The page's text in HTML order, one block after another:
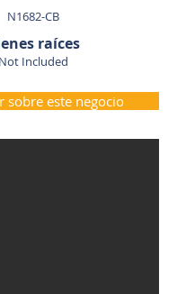
N1682-CB
raíces
Not Included
sobre este negocio